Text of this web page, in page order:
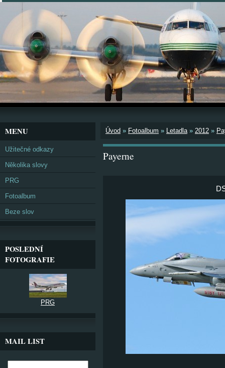
Úvod » Fotoalbum » Letadla» 2012 »
Payerne
MENU
Užitečné odkazy
Několika slovy
PRG
Fotoalbum
Beze slov
POSLEDNÍ
FOTOGRAFIE
PRG
MAIL LIST